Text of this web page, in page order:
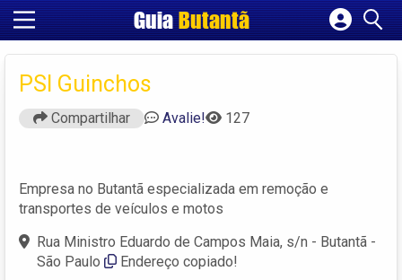
GuiaButantã
Cadastrar empresa
PSI Guinchos
Compartilhar Avalie! 127
Empresa no Butantã especializada em remoção e
transportes de veículos e motos
Rua Ministro Eduardo de Campos Maia, s/n - Butantã -
São Paulo
Endereço copiado!